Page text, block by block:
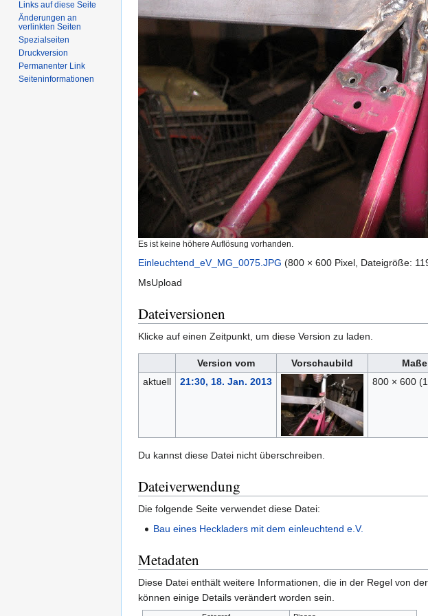
Es ist keine höhere Auflösung vorhanden.
Einleuchtend_eV_MG_0075.JPG (800 × 600 Pixel, Dateigröße:
MsUpload
Dateiversionen
Klicke auf einen Zeitpunkt, um diese Version zu laden.
Version vom Vorschaubild Maße
aktuell
21:30, 18. Jan. 2013 800 × 600
Du kannst diese Datei nicht überschreiben.
Dateiverwendung
Die folgende Seite verwendet diese Datei:
Bau eines Heckladers mit dem einleuchtend e.V.
Metadaten
Diese Datei enthält weitere Informationen, die in der Regel von
können einige Details verändert worden sein.
Links auf diese Seite
Änderungen an
verlinkten Seiten
Spezialseiten
Druckversion
Permanenter Link
Seiten­informationen